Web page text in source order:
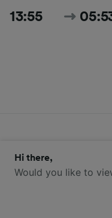
13:55
16:20
Hi there,
Would you like to